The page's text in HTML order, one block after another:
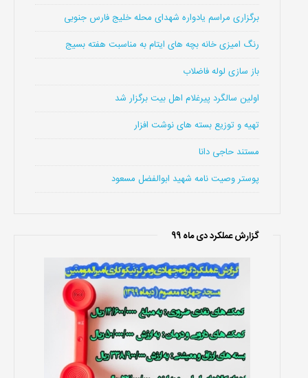
برگزاری مراسم یادواره شهدای محله خلیج فارس جنوبی
رنگ امیزی خانه بچه های ایتام به مناسبت هفته بسیج
باز سازی لوله فاضلاب
اولین سالگرد پیرغلام اهل بیت برگزار شد
تهیه و توزیع بسته های نوشت افزار
مستند حاجی دانا
پوستر وصیت نامه شهید ابوالفضل مسعود
گزارش عملکرد دی ماه 99